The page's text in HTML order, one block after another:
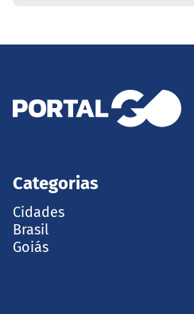
Categorias
Cidades
Brasil
Goiás